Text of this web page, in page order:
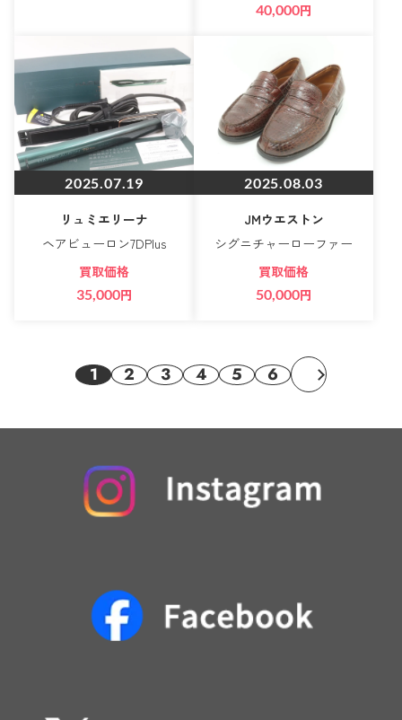
40,000円
2025.07.19
リュミエリーナ
ヘアビューロン7DPlus
買取価格
35,000円
2025.08.03
JMウエストン
シグニチャーローファー
買取価格
50,000円
1 2 3 4 5 6